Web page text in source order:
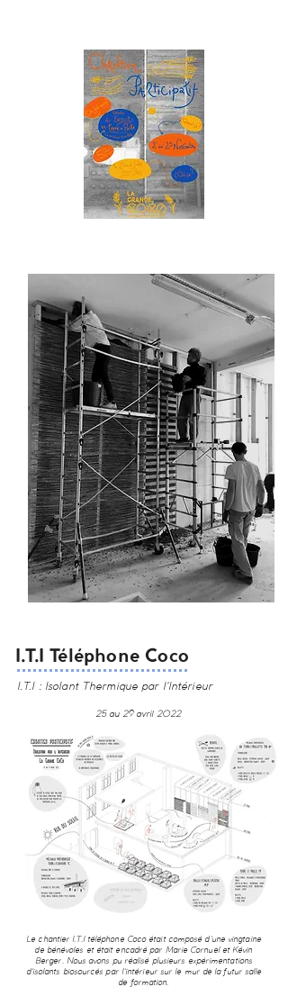
I.T.I Téléphone Coco
I.T.I : Isolant Thermique par l'Intérieur
25 au 29 avril 2022
Le chantier I.T.I téléphone Coco était composé d'une vingtaine
de bénévoles et était encadré par Marie Cornuel et Kévin
Berger. Nous avons pu réalisé plusieurs expérimentations
d'isolants biosourcés par l'intérieur sur le mur de la futur salle
de formation.